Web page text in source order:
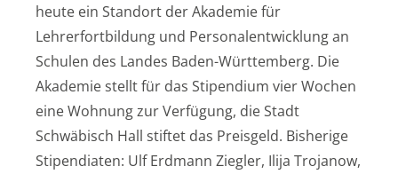
heute ein Standort der Akademie für
Lehrerfortbildung und Personalentwicklung an
Schulen des Landes Baden-Württemberg. Die
Akademie stellt für das Stipendium vier Wochen
eine Wohnung zur Verfügung, die Stadt
Schwäbisch Hall stiftet das Preisgeld. Bisherige
Stipendiaten: Ulf Erdmann Ziegler, Ilija Trojanow,